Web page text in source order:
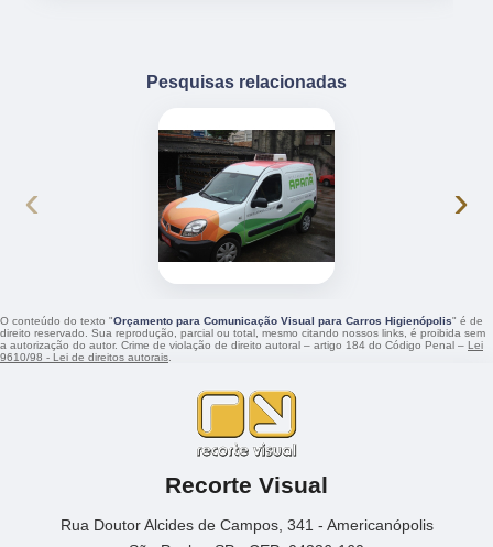
Pesquisas relacionadas
‹ ›
O conteúdo do texto "Orçamento para Comunicação Visual para Carros Higienópolis" é de
direito reservado. Sua reprodução, parcial ou total, mesmo citando nossos links, é proibida sem
a autorização do autor. Crime de violação de direito autoral – artigo 184 do Código Penal – Lei
9610/98 - Lei de direitos autorais.
Recorte Visual
Rua Doutor Alcides de Campos, 341 - Americanópolis